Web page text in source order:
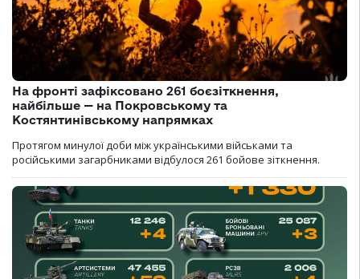
На фронті зафіксовано 261 боєзіткнення,
найбільше — на Покровському та
Костянтинівському напрямках
Протягом минулої доби між українськими військами та
російськими загарбниками відбулося 261 бойове зіткнення.